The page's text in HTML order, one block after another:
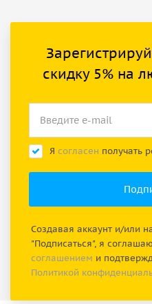
скидку 5% на
Я согласен получать
Создавая аккаунт и/или
"Подписаться", я
соглашением и
Политикой